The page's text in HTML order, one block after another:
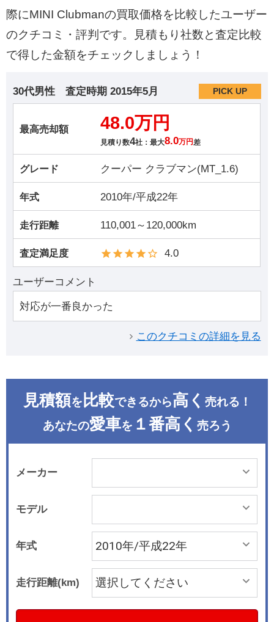
際にMINI Clubmanの買取価格を比較したユーザー
のクチコミ・評判です。見積もり社数と査定比較
で得した金額をチェックしましょう！
30代男性 査定時期 2015年5月 PICK UP
最高売却額 48.0万円
見積り数4社：最大8.0万円 差
グレード クーパー クラブマン(MT_1.6)
年式 2010年/平成22年
走行距離 110,001～120,000km
査定満足度 4.0
ユーザーコメント
対応が一番良かった
このクチコミの詳細を見る
見積額を 比較できるから高く 売れる！
あなたの愛車を １番高く 売ろう
メーカー
モデル
年式
走行距離(km)